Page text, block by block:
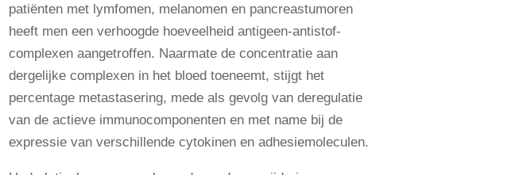
patiënten met lymfomen, melanomen en pancreastumoren
heeft men een verhoogde hoeveelheid antigeen-antistof-
complexen aangetroffen. Naarmate de concentratie aan
dergelijke complexen in het bloed toeneemt, stijgt het
percentage metastasering, mede als gevolg van deregulatie
van de actieve immunocomponenten en met name bij de
expressie van verschillende cytokinen en adhesiemoleculen.